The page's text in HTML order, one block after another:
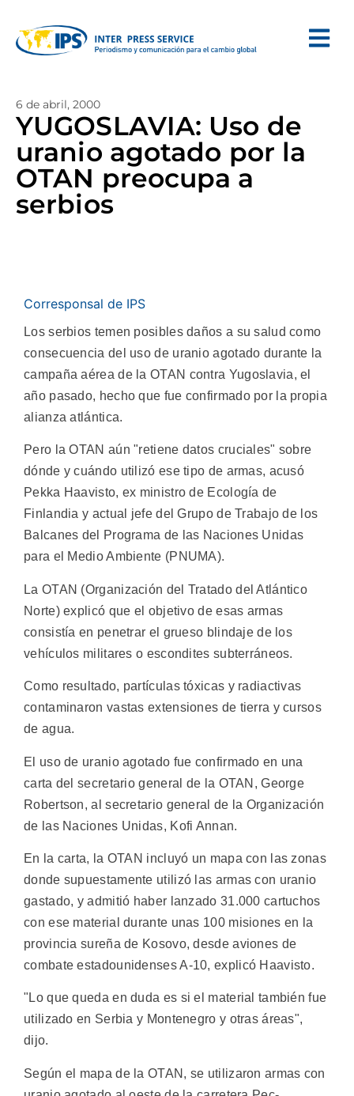
6 de abril, 2000
YUGOSLAVIA: Uso de
uranio agotado por la
OTAN preocupa a
serbios
Corresponsal de IPS
Los serbios temen posibles daños a su salud como
consecuencia del uso de uranio agotado durante la
campaña aérea de la OTAN contra Yugoslavia, el
año pasado, hecho que fue confirmado por la propia
alianza atlántica.
Pero la OTAN aún "retiene datos cruciales" sobre
dónde y cuándo utilizó ese tipo de armas, acusó
Pekka Haavisto, ex ministro de Ecología de
Finlandia y actual jefe del Grupo de Trabajo de los
Balcanes del Programa de las Naciones Unidas
para el Medio Ambiente (PNUMA).
La OTAN (Organización del Tratado del Atlántico
Norte) explicó que el objetivo de esas armas
consistía en penetrar el grueso blindaje de los
vehículos militares o escondites subterráneos.
Como resultado, partículas tóxicas y radiactivas
contaminaron vastas extensiones de tierra y cursos
de agua.
El uso de uranio agotado fue confirmado en una
carta del secretario general de la OTAN, George
Robertson, al secretario general de la Organización
de las Naciones Unidas, Kofi Annan.
En la carta, la OTAN incluyó un mapa con las zonas
donde supuestamente utilizó las armas con uranio
gastado, y admitió haber lanzado 31.000 cartuchos
con ese material durante unas 100 misiones en la
provincia sureña de Kosovo, desde aviones de
combate estadounidenses A-10, explicó Haavisto.
"Lo que queda en duda es si el material también fue
utilizado en Serbia y Montenegro y otras áreas",
dijo.
Según el mapa de la OTAN, se utilizaron armas con